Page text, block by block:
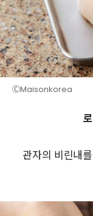
ⒸMaisonkorea
관자의 비린내